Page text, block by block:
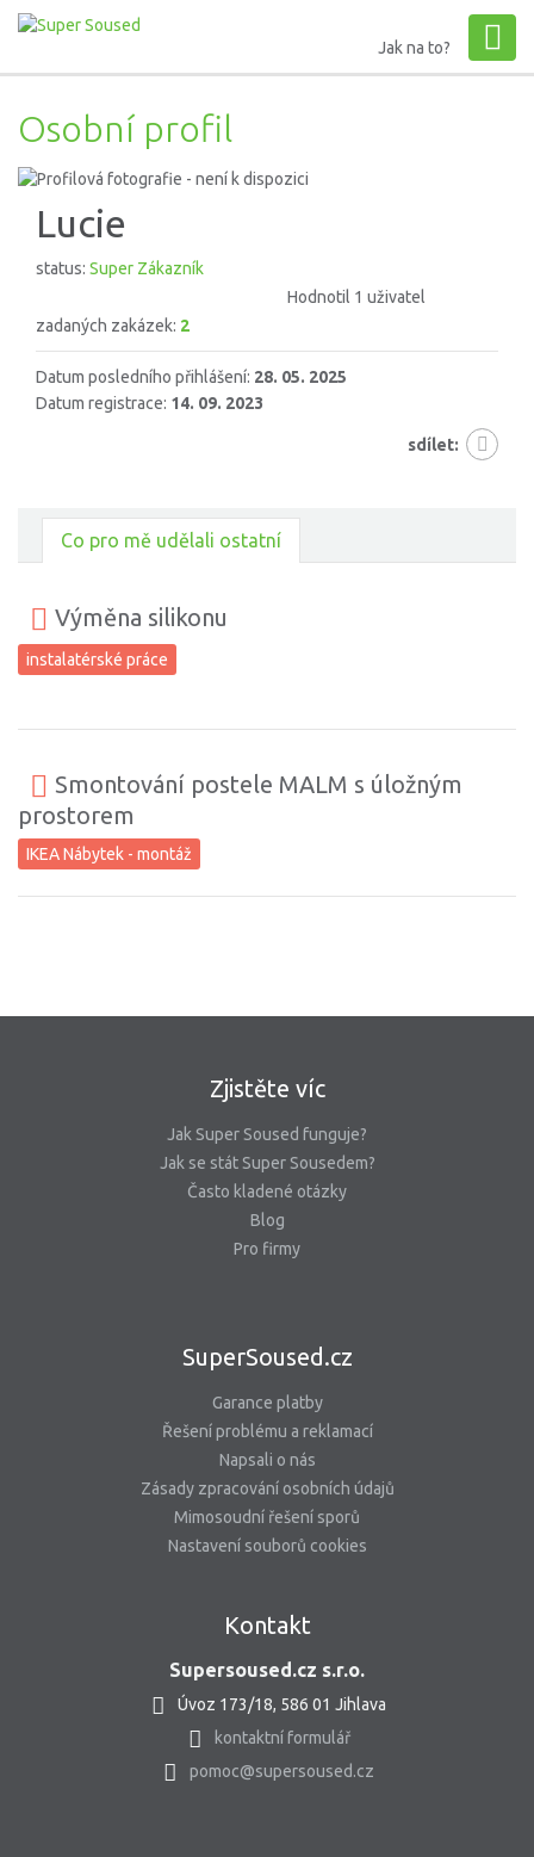
Jak na to?
Osobní profil
Lucie
status: Super Zákazník
Hodnotil 1 uživatel
zadaných zakázek: 2
Datum posledního přihlášení: 28. 05. 2025
Datum registrace: 14. 09. 2023
sdílet:
Co pro mě udělali ostatní
Výměna silikonu
instalatérské práce
Smontování postele MALM s úložným
prostorem
IKEA Nábytek - montáž
Zjistěte víc
Jak Super Soused funguje?
Jak se stát Super Sousedem?
Často kladené otázky
Blog
Pro firmy
SuperSoused.cz
Garance platby
Řešení problému a reklamací
Napsali o nás
Zásady zpracování osobních údajů
Mimosoudní řešení sporů
Nastavení souborů cookies
Kontakt
Supersoused.cz s.r.o.
Úvoz 173/18, 586 01 Jihlava
kontaktní formulář
pomoc@supersoused.cz